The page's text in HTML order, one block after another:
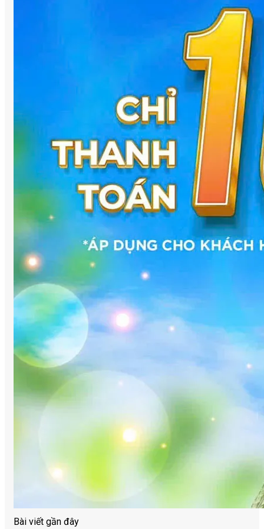
Bài viết gần đây